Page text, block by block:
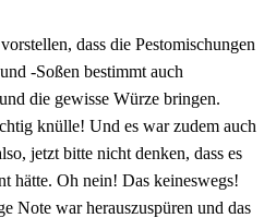
dass die Pestomischungen
-Soßen bestimmt auch
die gewisse Würze bringen.
knülle! Und es war zudem auch
jetzt bitte nicht denken, dass es
hätte. Oh nein! Das keineswegs!
Note war herauszuspüren und das